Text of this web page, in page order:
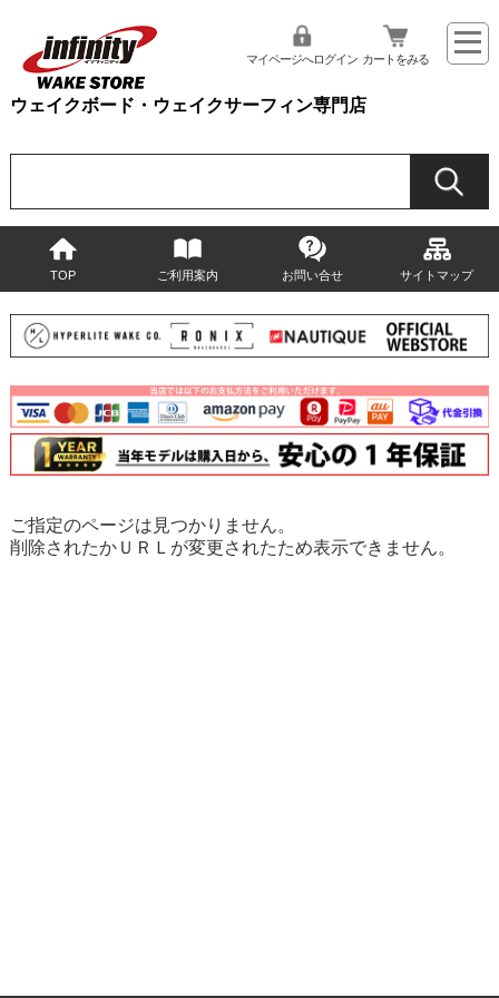
ウェイクボード・ウェイクサーフィン専門店
マイページへログイン カートをみる
TOP ご利用案内 お問い合せ サイトマップ
ご指定のページは見つかりません。
削除されたかＵＲＬが変更されたため表示できません。